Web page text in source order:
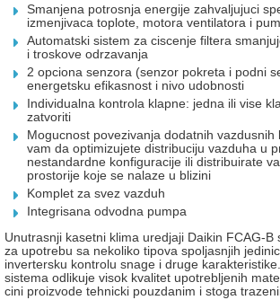
Smanjena potrosnja energije zahvaljujuci
izmenjivaca toplote, motora ventilatora i
Automatski sistem za ciscenje filtera
i troskove odrzavanja
2 opciona senzora (senzor pokreta i podni
energetsku efikasnost i nivo udobnosti
Individualna kontrola klapne: jedna ili vise
zatvoriti
Mogucnost povezivanja dodatnih vazdusnih
vam da optimizujete distribuciju vazduha u
nestandardne konfiguracije ili distribuirate
prostorije koje se nalaze u blizini
Komplet za svez vazduh
Integrisana odvodna pumpa
Unutrasnji kasetni klima uredjaji Daikin FCAG-B
za upotrebu sa nekoliko tipova spoljasnjih
invertersku kontrolu snage i druge
sistema odlikuje visok kvalitet upotrebljenih
cini proizvode tehnicki pouzdanim i stoga